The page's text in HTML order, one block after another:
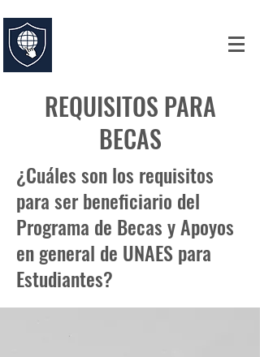
REQUISITOS PARA
BECAS
¿Cuáles son los requisitos
para ser beneficiario del
Programa de Becas y Apoyos
en general de UNAES para
Estudiantes?